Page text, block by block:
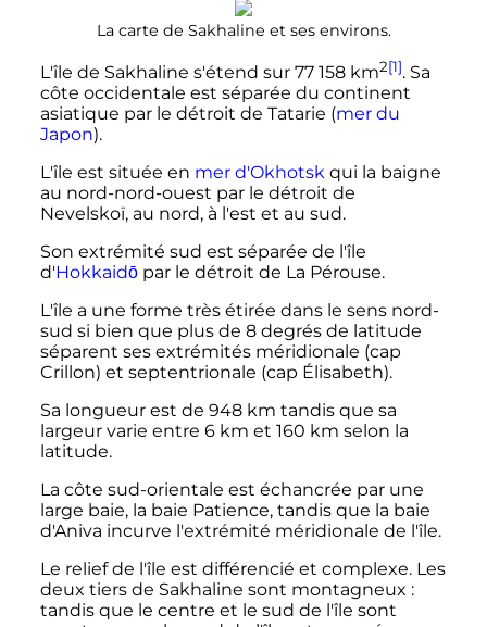
La carte de Sakhaline et ses environs.
L'île de Sakhaline s'étend sur 77 158 km2[1]. Sa
côte occidentale est séparée du continent
asiatique par le détroit de Tatarie (mer du
Japon).
L'île est située en mer d'Okhotskqui la baigne
au nord-nord-ouest par le détroit de
Nevelskoï, au nord, à l'est et au sud.
Son extrémité sud est séparée de l'île
d'Hokkaidōpar le détroit de La Pérouse.
L'île a une forme très étirée dans le sens nord-
sud si bien que plus de 8 degrés de latitude
séparent ses extrémités méridionale (cap
Crillon) et septentrionale (cap Élisabeth).
Sa longueur est de 948 km tandis que sa
largeur varie entre 6 km et 160 km selon la
latitude.
La côte sud-orientale est échancrée par une
large baie, la baie Patience, tandis que la baie
d'Aniva incurve l'extrémité méridionale de l'île.
Le relief de l'île est différencié et complexe. Les
deux tiers de Sakhaline sont montagneux :
tandis que le centre et le sud de l'île sont